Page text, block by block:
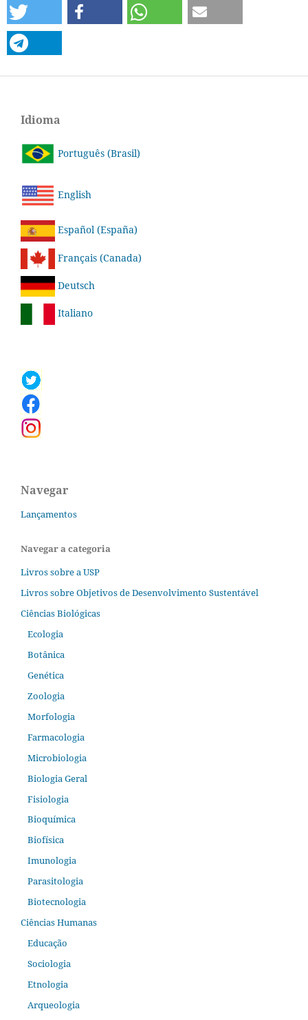
Idioma
Português (Brasil)
English
Español (España)
Français (Canada)
Deutsch
Italiano
Navegar
Lançamentos
Navegar a categoria
Livros sobre a USP
Livros sobre Objetivos de Desenvolvimento Sustentável
Ciências Biológicas
Ecologia
Botânica
Genética
Zoologia
Morfologia
Farmacologia
Microbiologia
Biologia Geral
Fisiologia
Bioquímica
Biofísica
Imunologia
Parasitologia
Biotecnologia
Ciências Humanas
Educação
Sociologia
Etnologia
Arqueologia